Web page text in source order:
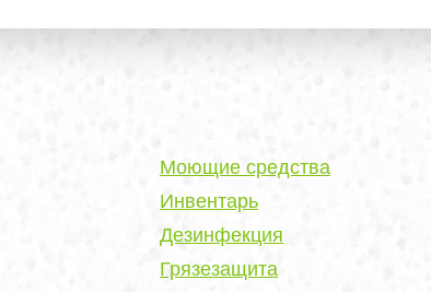
Моющие средства
Инвентарь
Дезинфекция
Грязезащита